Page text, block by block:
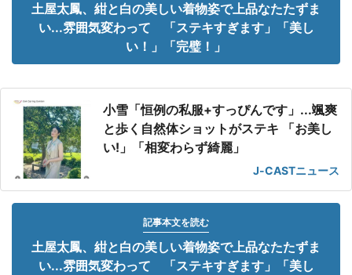
土屋太鳳、紺と白の美しい着物姿で上品なたたずま
い...雰囲気変わって 「ステキすぎます」「美し
い！」「完璧！」
小雪「恒例の私服+すっぴんです」...颯爽
と歩く自然体ショットがステキ 「お美し
い!」「相変わらず綺麗」
J-CASTニュース
記事本文を読む
土屋太鳳、紺と白の美しい着物姿で上品なたたずま
い...雰囲気変わって 「ステキすぎます」「美し